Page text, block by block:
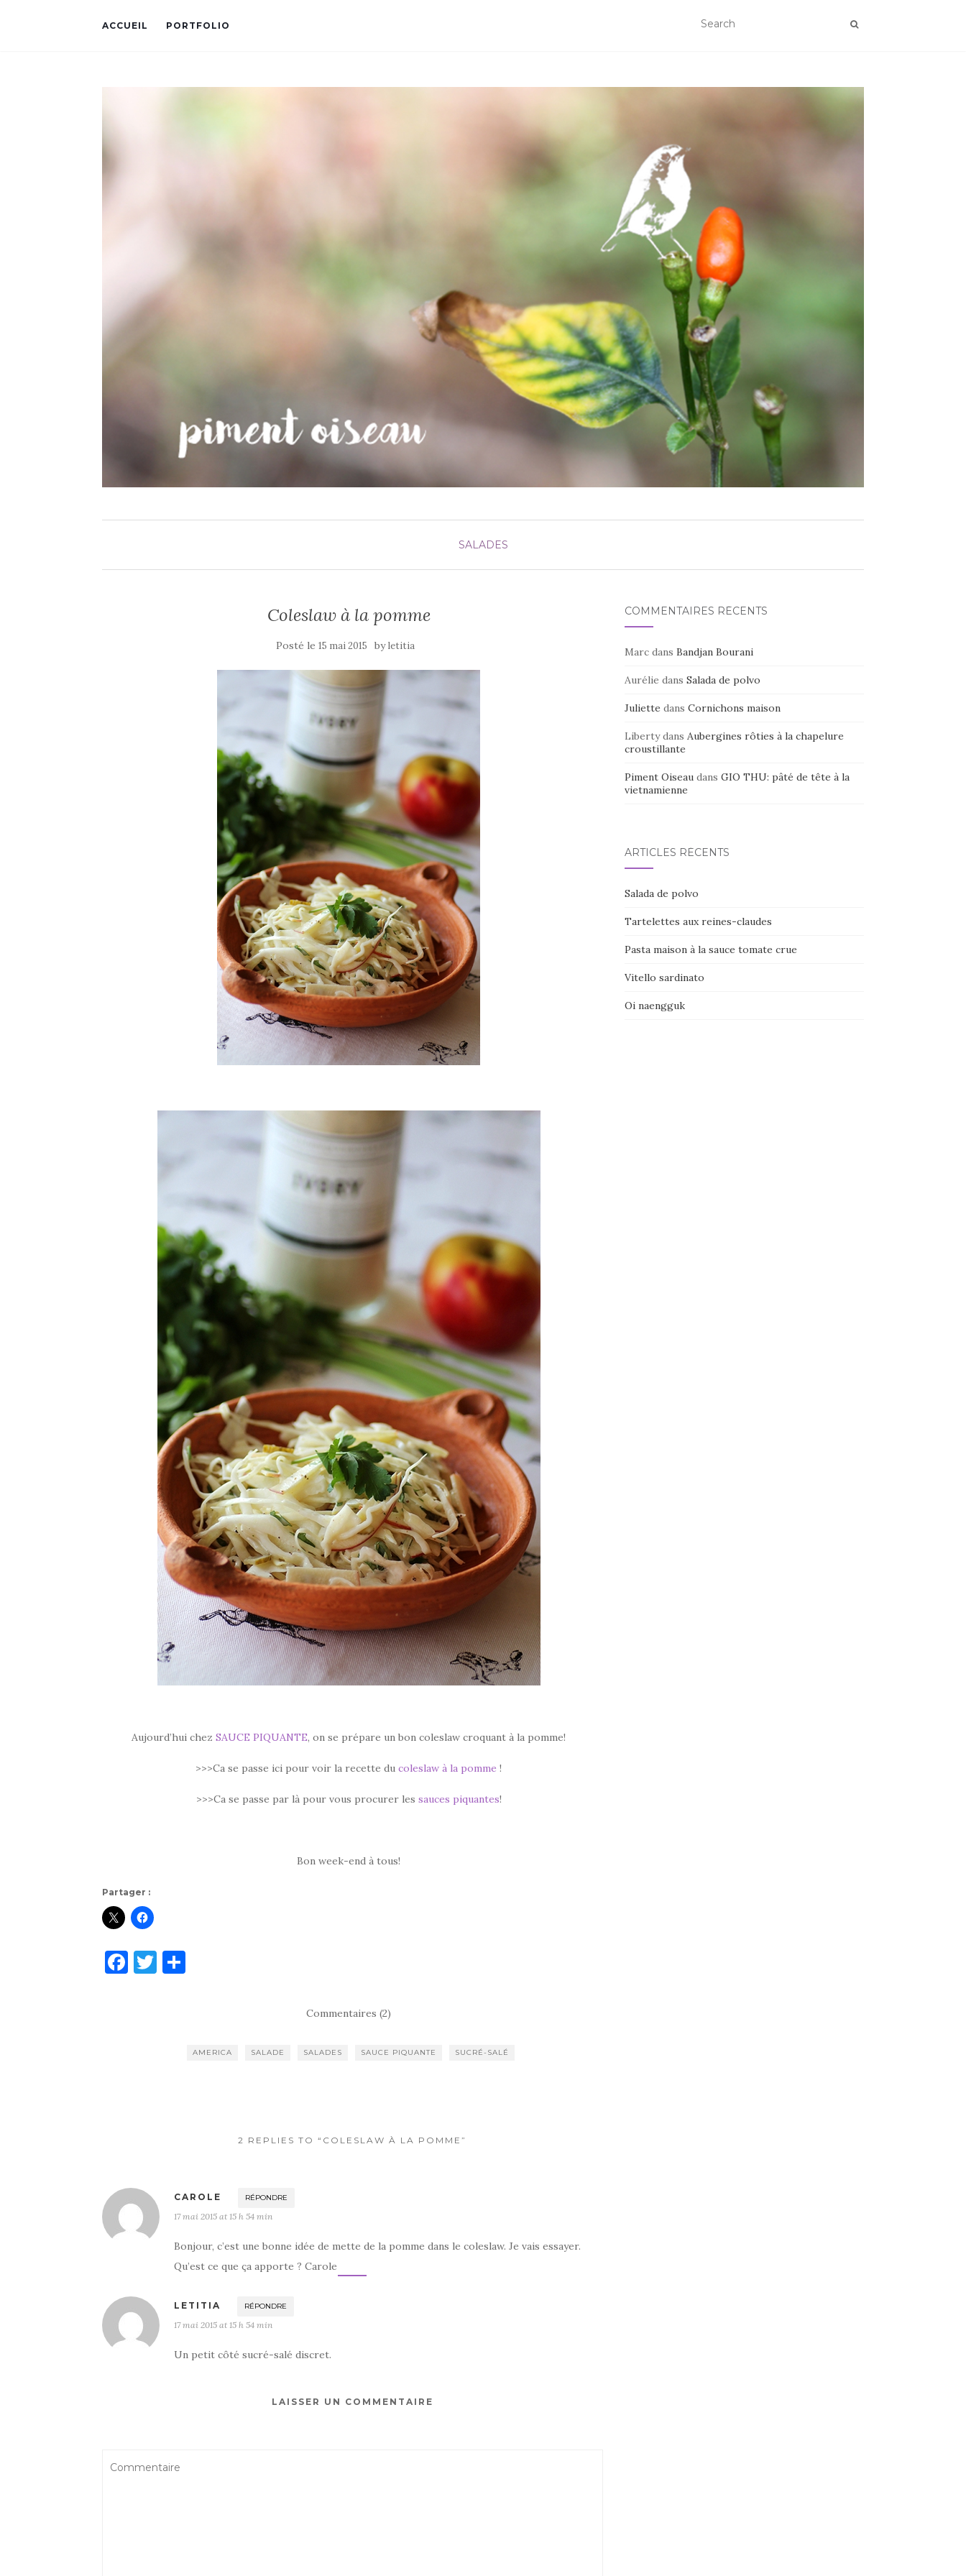
ACCUEIL PORTFOLIO
SALADES
Coleslaw à la pomme
Posté le 15 mai 2015 byletitia
Aujourd’hui chezSAUCE PIQUANTE, on se prépare un bon coleslaw croquant à la pomme!
>>>Ca se passe ici pour voir la recette ducoleslaw à la pomme !
>>>Ca se passe par là pour vous procurer les sauces piquantes!
Bon week-end à tous!
Partager :
F T
er
Commentaires (2)
AMERICA SALADE SALADES SAUCE PIQUANTE SUCRÉ-SALÉ
2 REPLIES TO “COLESLAW À LA POMME”
CAROLE RÉPONDRE
17 mai 2015 at 15 h 54 min
Bonjour, c’est une bonne idée de mette de la pomme dans le coleslaw. Je vais essayer.
Qu’est ce que ça apporte ? Carole
LETITIA RÉPONDRE
17 mai 2015 at 15 h 54 min
Un petit côté sucré-salé discret.
LAISSER UN COMMENTAIRE
COMMENTAIRES RÉCENTS
Marcdans Bandjan Bourani
Aurélie dans Salada de polvo
Juliette dans Cornichons maison
Libertydans Aubergines rôties à la chapelure
croustillante
Piment Oiseaudans GIO THU: pâté de tête à la
vietnamienne
ARTICLES RÉCENTS
Salada de polvo
Tartelettes aux reines-claudes
Pasta maison à la sauce tomate crue
Vitello sardinato
Oi naengguk